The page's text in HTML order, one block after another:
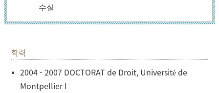
수실
학력
2004 - 2007 DOCTORAT de Droit, Université de
Montpellier I